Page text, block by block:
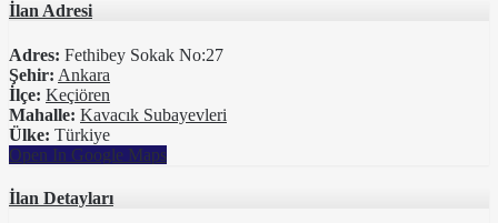
İlan Adresi
Adres: Fethibey Sokak No:27
Şehir: Ankara
İlçe: Keçiören
Mahalle: Kavacık Subayevleri
Ülke: Türkiye
Open In Google Maps
İlan Detayları